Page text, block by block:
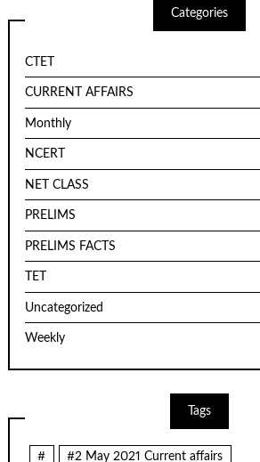
Categories
CTET
CURRENT AFFAIRS
Monthly
NCERT
NET CLASS
PRELIMS
PRELIMS FACTS
TET
Uncategorized
Weekly
Tags
# #2 May 2021 Current affairs